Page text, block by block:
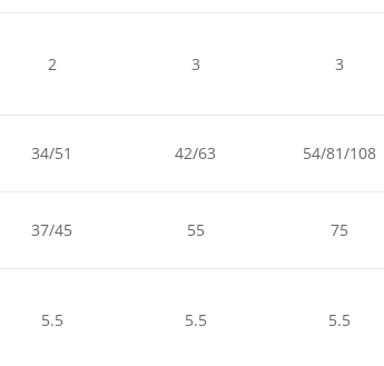
2 3 3
34/51 42/63 54/81/108
37/45 55 75
5.5 5.5 5.5